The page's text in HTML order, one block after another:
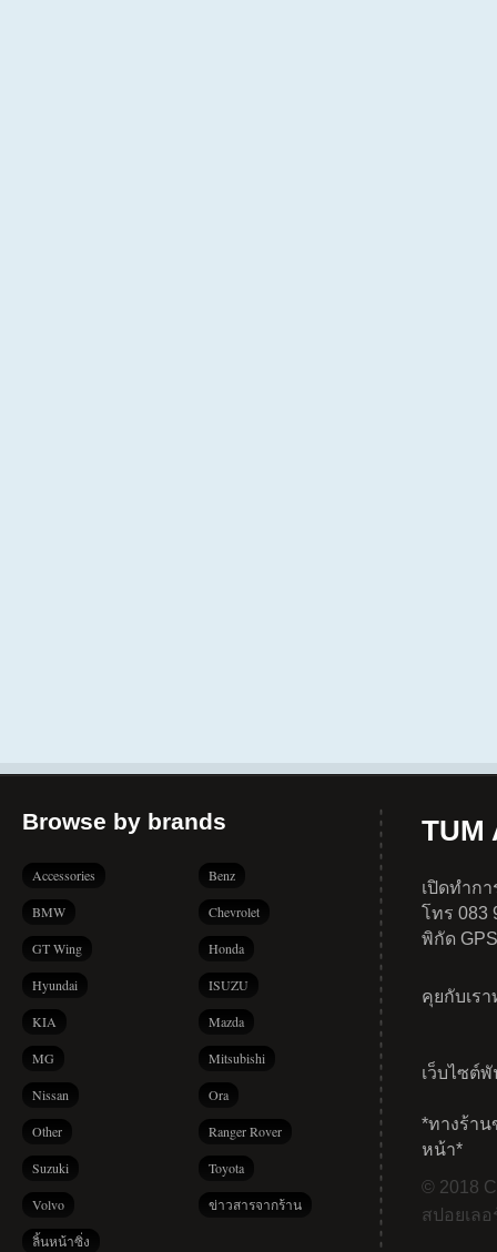
Browse by brands
Accessories Benz
BMW Chevrolet
GT Wing Honda
Hyundai ISUZU
KIA Mazda
MG Mitsubishi
Nissan Ora
Other Ranger Rover
Suzuki Toyota
Volvo ข่าวสารจากร้าน
ลิ้นหน้าซิ่ง
TUM
เปิดทำก
โทร 083
พิกัด
คุยกับเร
เว็บไซต์
*ทางร้าน
หน้า*
© 2018
สปอยเล